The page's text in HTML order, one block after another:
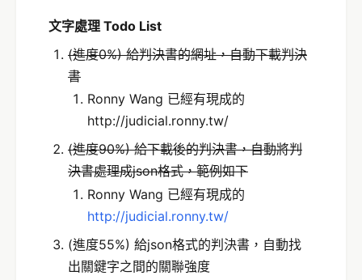
文字處理 Todo List
(進度0%) 給判決書的網址，自動下載判決
書
Ronny Wang 已經有現成的
http://judicial.ronny.tw/
(進度90%) 給下載後的判決書，自動將判
決書處理成json格式，範例如下
Ronny Wang 已經有現成的
http://judicial.ronny.tw/
(進度55%) 給json格式的判決書，自動找
出關鍵字之間的關聯強度